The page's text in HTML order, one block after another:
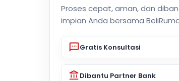
Proses cepat, aman, dan
impian Anda bersama
Gratis Konsultasi
Dibantu Partner Bank